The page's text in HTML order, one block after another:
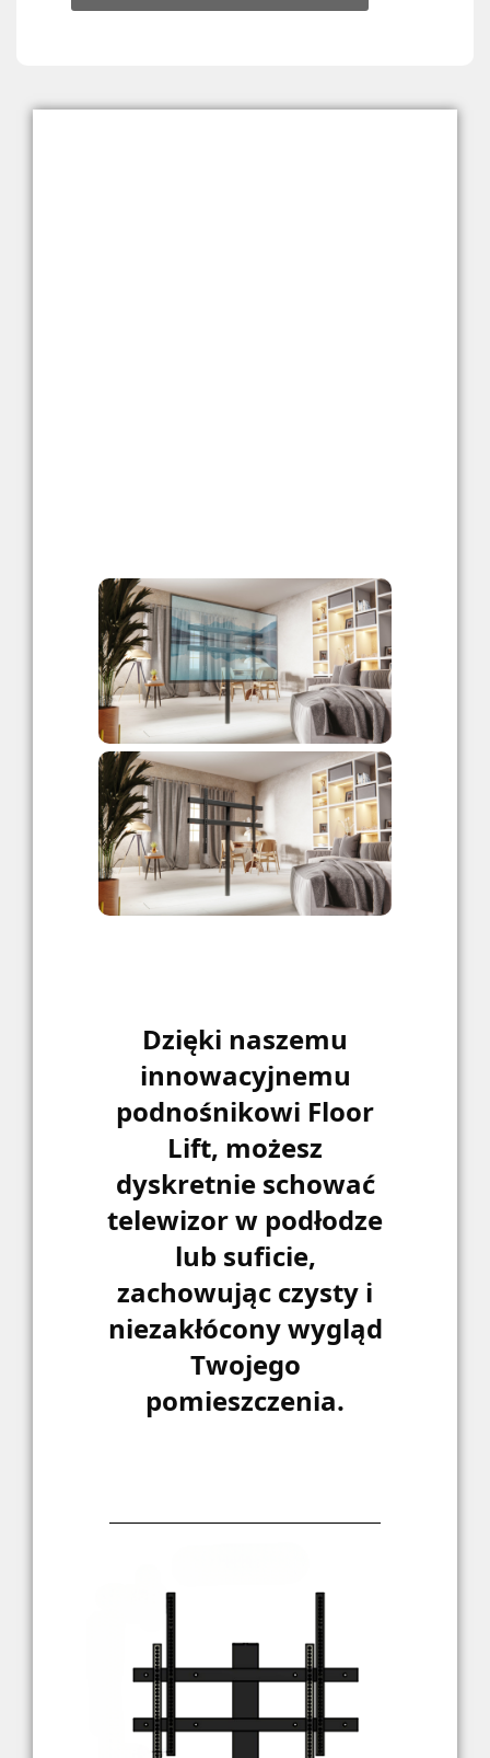
Dzięki naszemu
innowacyjnemu
podnośnikowi Floor
Lift, możesz
dyskretnie schować
telewizor w podłodze
lub suficie,
zachowując czysty i
niezakłócony wygląd
Twojego
pomieszczenia.